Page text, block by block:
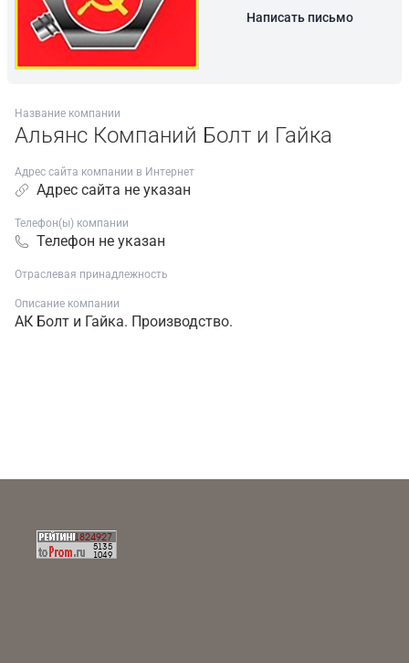
Написать письмо
Название компании
Альянс Компаний Болт и Гайка
Адрес сайта компании в Интернет
Адрес сайта не указан
Телефон(ы) компании
Телефон не указан
Отраслевая принадлежность
Описание компании
АК Болт и Гайка. Производство.